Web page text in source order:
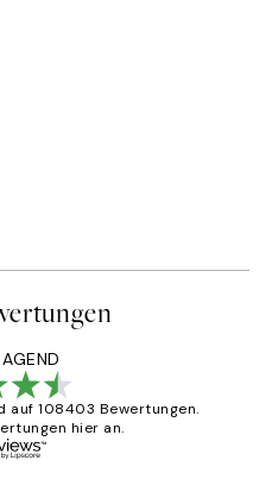
auf 108403 Bewertungen.
hier an.